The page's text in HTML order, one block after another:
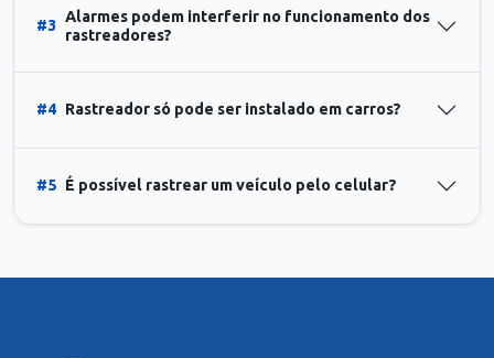
#3
Alarmes podem interferir no funcionamento dos
rastreadores?
#4 Rastreador só pode ser instalado em carros?
#5 É possível rastrear um veículo pelo celular?